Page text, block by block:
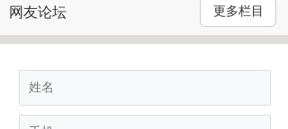
网友论坛 更多栏目
T
o
g
n